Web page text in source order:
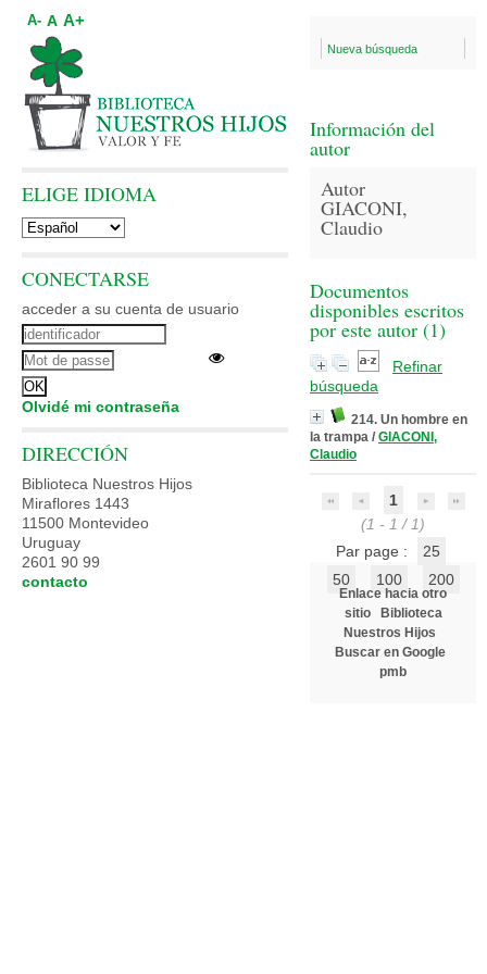
Nueva búsqueda
Información del
autor
Autor
GIACONI,
Claudio
Documentos
disponibles escritos
por este autor (1)
Refinar
búsqueda
214. Un hombre en
la trampa / GIACONI,
Claudio
1
(1 - 1 / 1)
Par page :
25
50
100 200
Enlace hacia otro
sitio
Biblioteca
Nuestros Hijos
Buscar en Google
pmb
A- A A+
ELIGE IDIOMA
CONECTARSE
acceder a su cuenta de usuario
Olvidé mi contraseña
DIRECCIÓN
Biblioteca Nuestros Hijos
Miraflores 1443
11500 Montevideo
Uruguay
2601 90 99
contacto